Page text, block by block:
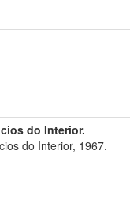
do Interior.
do Interior, 1967.